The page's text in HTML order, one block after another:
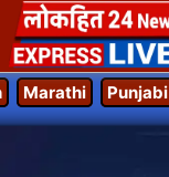
Marathi Punjabi